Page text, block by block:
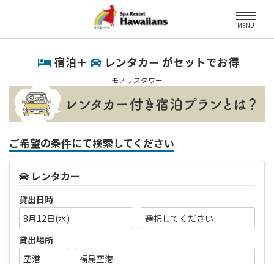
MENU
宿泊＋ レンタカー がセットでお得
モノリスタワー
ご希望の条件にて検索してください
レンタカー
貸出日時
8月12日(水)
貸出場所